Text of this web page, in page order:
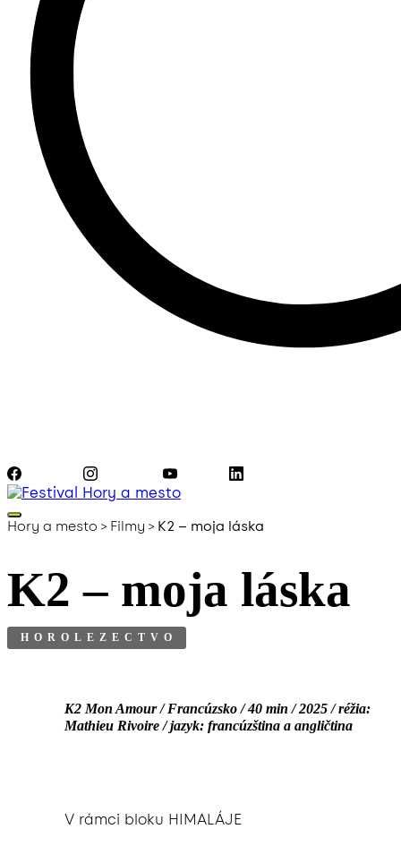
Hory a mesto > Filmy > K2 – moja láska
K2 – moja láska
HOROLEZECTVO
K2 Mon Amour / Francúzsko / 40 min / 2025 / réžia:
Mathieu Rivoire / jazyk: francúzština a angličtina
V rámci bloku HIMALÁJE